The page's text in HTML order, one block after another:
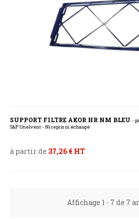
SUPPORT FILTRE AKOR HR NM BLEU -
S&P Unelvent - Ni repris ni échangé
à partir de 37,26 € HT
Affichage 1 - 7 de 7